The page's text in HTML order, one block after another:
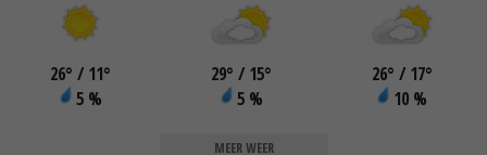
26° / 11°
5 %
29° / 15°
5 %
26° / 17°
10 %
MEER WEER